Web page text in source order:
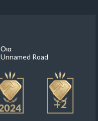
Οια
Unnamed Road
+2